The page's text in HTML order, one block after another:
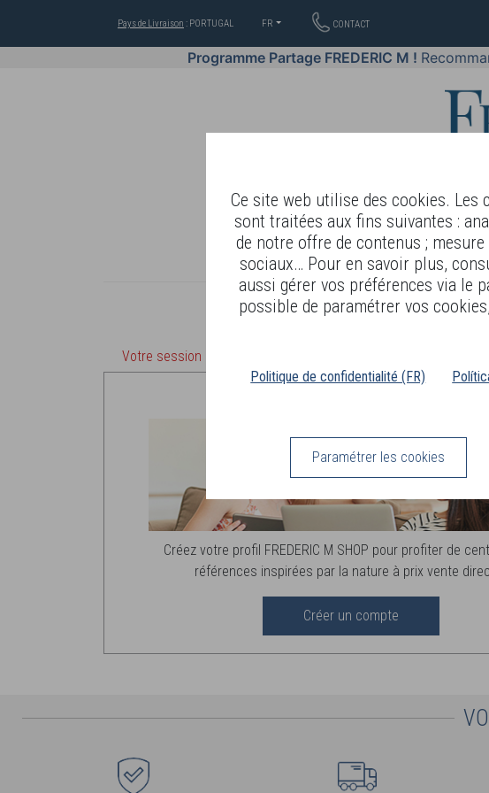
Ce site web utilise des cookies. Les
sont traitées aux fins suivantes :
de notre offre de contenus ;
sociaux… Pour en savoir plus,
aussi gérer vos préférences via le
possible de paramétrer vos
Politique de confidentialité (FR)
Paramétrer les cookies
Pays de Livraison : PORTUGAL FR CONTACT
Programme Partage FREDERIC M !
OFFRES COSMÉTIQUES PARFUMS
Votre session a expirée. Au delà de 20 minutes d'inactivité,
Créez votre profil FREDERIC M SHOP pour profiter de
références inspirées par la nature à prix vente
Créer un compte